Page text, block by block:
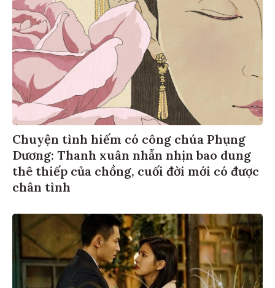
Chuyện tình hiếm có công chúa Phụng
Dương: Thanh xuân nhẫn nhịn bao dung
thê thiếp của chồng, cuối đời mới có được
chân tình